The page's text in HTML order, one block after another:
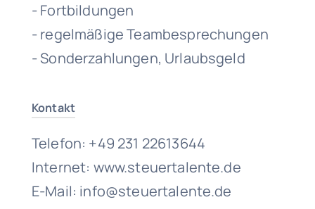
- Fortbildungen
- regelmäßige Teambesprechungen
- Sonderzahlungen, Urlaubsgeld
Kontakt
Telefon: +49 231 22613644
Internet: www.steuertalente.de
E-Mail: info@steuertalente.de